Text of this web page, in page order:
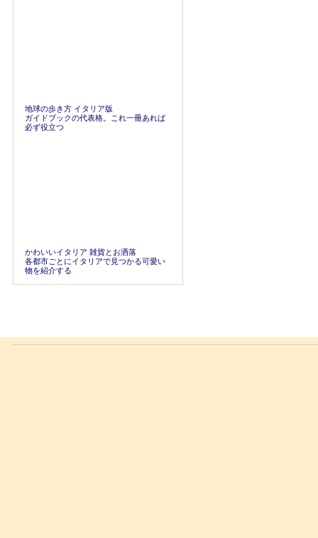
地球の歩き方 イタリア版
ガイドブックの代表格。これ一冊あれば
必ず役立つ
かわいいイタリア 雑貨とお洒落
各都市ごとにイタリアで見つかる可愛い
物を紹介する